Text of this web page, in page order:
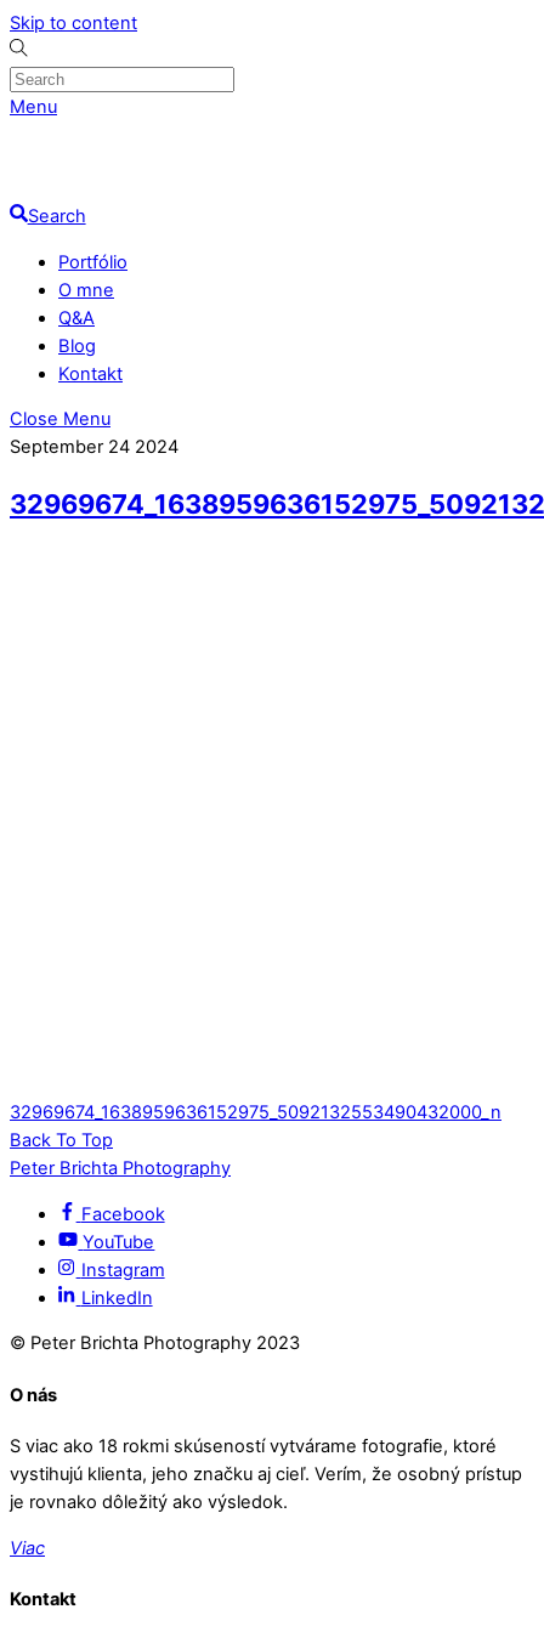
Skip to content
Menu
Search
Portfólio
O mne
Q&A
Blog
Kontakt
Close Menu
September 24 2024
32969674_1638959636152975_5092132553490432000_n
Back To Top
Peter Brichta Photography
Facebook
YouTube
Instagram
LinkedIn
© Peter Brichta Photography 2023
O nás
S viac ako 18 rokmi skúseností vytvárame fotografie, ktoré
vystihujú klienta, jeho značku aj cieľ. Verím, že osobný prístup
je rovnako dôležitý ako výsledok.
Viac
Kontakt